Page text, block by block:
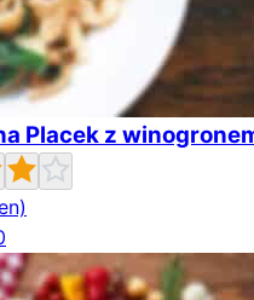
Placek z